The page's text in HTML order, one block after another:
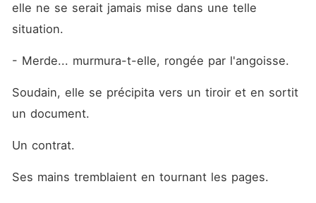
elle ne se serait jamais mise dans une telle
situation.
- Merde... murmura-t-elle, rongée par l'angoisse.
Soudain, elle se précipita vers un tiroir et en sortit
un document.
Un contrat.
Ses mains tremblaient en tournant les pages.